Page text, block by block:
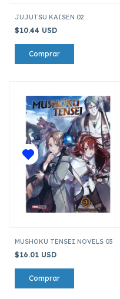
JUJUTSU KAISEN 02
$10.44 USD
MUSHOKU TENSEI NOVELS 03
$16.01 USD